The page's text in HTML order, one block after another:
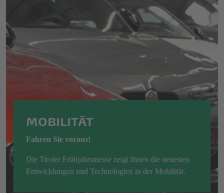
MOBILITÄT
Fahren Sie voraus!
Die Tiroler Frühjahrsmesse zeigt Ihnen die neuesten
Entwicklungen und Technologien in der Mobilität.